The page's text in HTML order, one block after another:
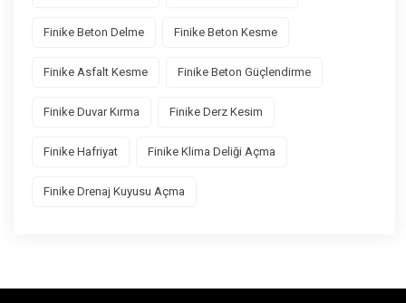
Finike Beton Delme Finike Beton Kesme
Finike Asfalt Kesme Finike Beton Güçlendirme
Finike Duvar Kırma Finike Derz Kesim
Finike Hafriyat Finike Klima Deliği Açma
Finike Drenaj Kuyusu Açma